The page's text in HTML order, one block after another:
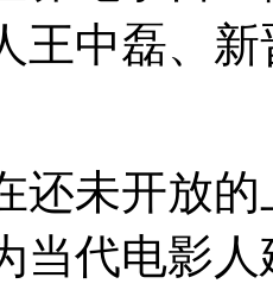
住耳朵
王中磊、
未开放的
当代电影